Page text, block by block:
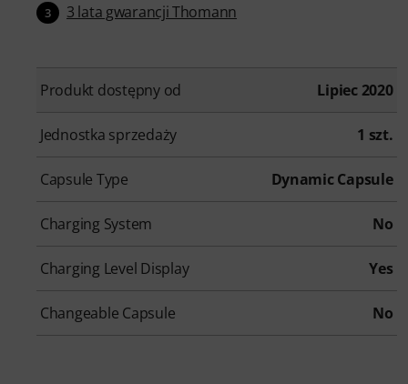
3 3 lata gwarancji Thomann
Produkt dostępny od Lipiec 2020
Jednostka sprzedaży 1 szt.
Capsule Type Dynamic Capsule
Charging System No
Charging Level Display Yes
Changeable Capsule No